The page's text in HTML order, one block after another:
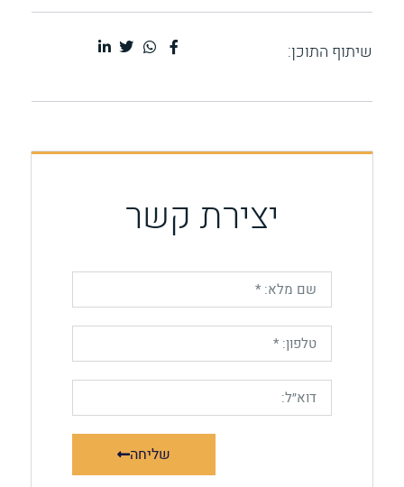
שיתוף התוכן:
יצירת קשר
שליחה